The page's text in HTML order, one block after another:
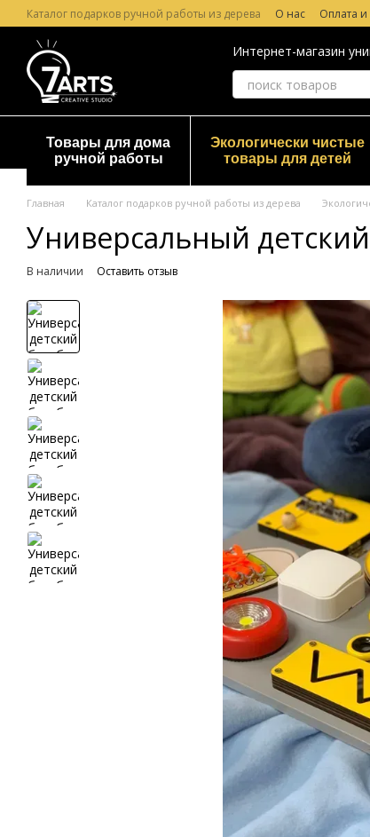
Перейти к основному контенту
Каталог подарков ручной работы из дерева О нас Оплата и
Лазерная гравировка по дереву
Гарантия и Возврат
Интернет-магазин
Товары для дома
ручной работы
Экологически чистые
товары для детей
Главная Каталог подарков ручной работы из дерева
Универсальный
В наличии Оставить отзыв